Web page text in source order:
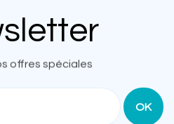
offres spéciales